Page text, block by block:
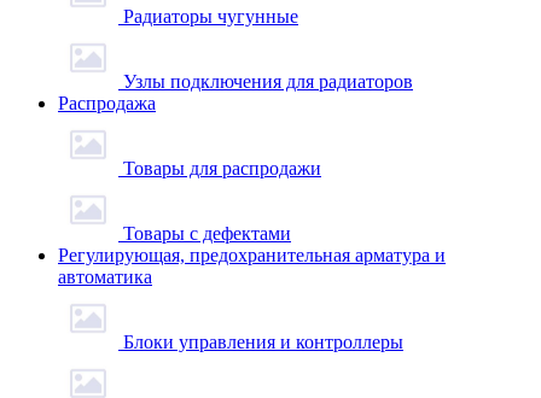
Радиаторы чугунные
Узлы подключения для радиаторов
Распродажа
Товары для распродажи
Товары с дефектами
Регулирующая, предохранительная арматура и
автоматика
Блоки управления и контроллеры